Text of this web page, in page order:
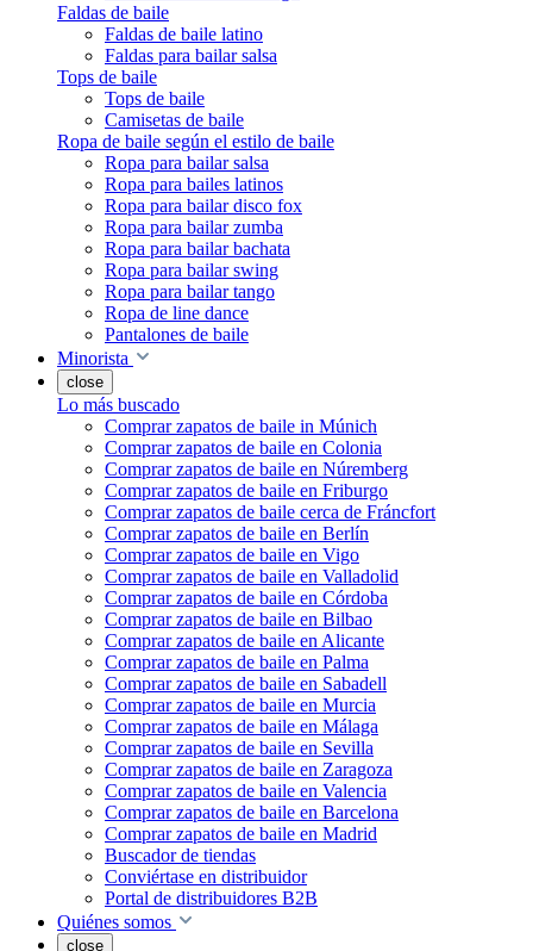
Faldas de baile
Faldas de baile latino
Faldas para bailar salsa
Tops de baile
Tops de baile
Camisetas de baile
Ropa de baile según el estilo de baile
Ropa para bailar salsa
Ropa para bailes latinos
Ropa para bailar disco fox
Ropa para bailar zumba
Ropa para bailar bachata
Ropa para bailar swing
Ropa para bailar tango
Ropa de line dance
Pantalones de baile
Minorista
close
Lo más buscado
Comprar zapatos de baile in Múnich
Comprar zapatos de baile en Colonia
Comprar zapatos de baile en Núremberg
Comprar zapatos de baile en Friburgo
Comprar zapatos de baile cerca de Fráncfort
Comprar zapatos de baile en Berlín
Comprar zapatos de baile en Vigo
Comprar zapatos de baile en Valladolid
Comprar zapatos de baile en Córdoba
Comprar zapatos de baile en Bilbao
Comprar zapatos de baile en Alicante
Comprar zapatos de baile en Palma
Comprar zapatos de baile en Sabadell
Comprar zapatos de baile en Murcia
Comprar zapatos de baile en Málaga
Comprar zapatos de baile en Sevilla
Comprar zapatos de baile en Zaragoza
Comprar zapatos de baile en Valencia
Comprar zapatos de baile en Barcelona
Comprar zapatos de baile en Madrid
Buscador de tiendas
Conviértase en distribuidor
Portal de distribuidores B2B
Quiénes somos
close